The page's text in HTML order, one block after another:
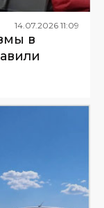
14 07 2026 11:09
в